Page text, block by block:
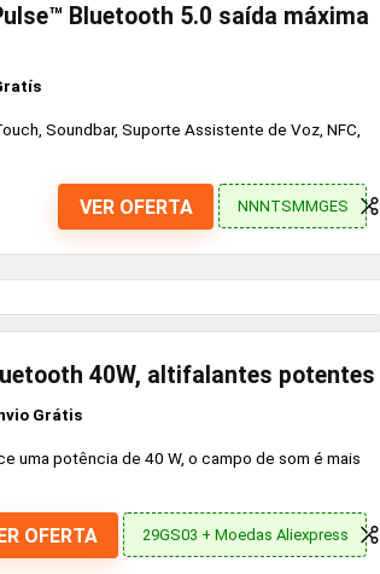
Bluetooth 5.0 saída máxima
Soundbar, Suporte Assistente de Voz, NFC,
VER OFERTA NNNTSMMGES
40W, altifalantes potentes
Grátis
uma potência de 40 W, o campo de som é mais
OFERTA 29GS03 + Moedas Aliexpress